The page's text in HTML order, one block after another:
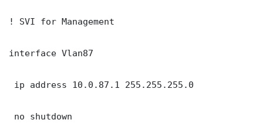
! SVI for Management
interface Vlan87
ip address 10.0.87.1 255.255.255.0
no shutdown